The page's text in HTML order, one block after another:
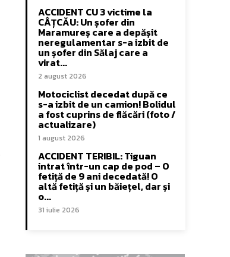
ACCIDENT CU 3 victime la
CÂȚCĂU: Un șofer din
Maramureș care a depășit
neregulamentar s-a izbit de
un șofer din Sălaj care a
virat...
2 august 2026
Motociclist decedat după ce
s-a izbit de un camion! Bolidul
a fost cuprins de flăcări (foto /
actualizare)
1 august 2026
ACCIDENT TERIBIL: Tiguan
intrat într-un cap de pod – O
fetiță de 9 ani decedată! O
altă fetiță și un băiețel, dar și
o...
31 iulie 2026